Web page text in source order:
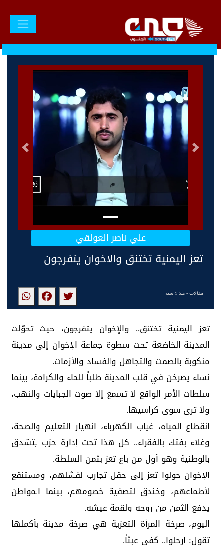
التالى السابق
علي ناصر العولقي
تعز اليمنية تختنق والاخوان يتفرجون
مقالات- منذ 1 سنة
‏تعز اليمنية تختنق.. والإخوان يتفرجون، حيث تحوّلت
المدينة الخاضعة تحت سطوة جماعة الإخوان إلى مدينة
منكوبة بالصمت والتجاهل والفساد والأزمات.
نساء يصرخن في قلب المدينة طلباً للماء والكرامة، بينما
سلطات الأمر الواقع لا تسمع إلا صوت الجبايات والنهب،
ولا ترى سوى كراسيها.
انقطاع المياه، غياب الكهرباء، انهيار التعليم والصحة،
وغلاء يفتك بالفقراء.. كل هذا تحت إدارة حزب يتشدق
بالوطنية وهو أول من باع تعز بثمن السلطة.
الإخوان حولوا تعز إلى حقل تجارب لفشلهم، ومستنقع
لأطماعهم، وخندق لتصفية خصومهم، بينما المواطن
يدفع الثمن من روحه ولقمة عيشه.
اليوم، صرخة المرأة التعزية هي صرخة مدينة بأكملها
تقول: ارحلوا.. كفى عبثاً.